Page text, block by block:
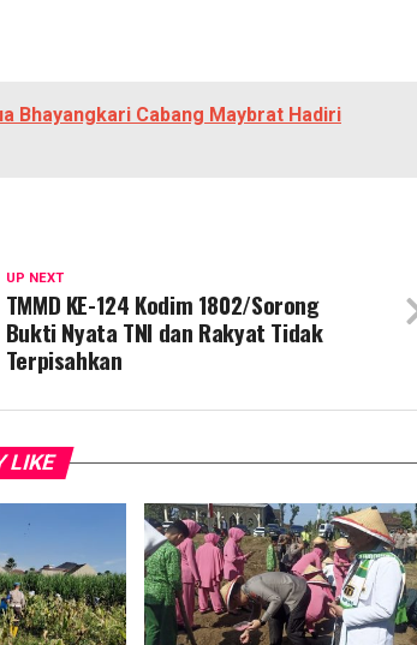
Bhayangkari Cabang Maybrat Hadiri
UP NEXT
TMMD KE-124 Kodim 1802/Sorong
Bukti Nyata TNI dan Rakyat Tidak
Terpisahkan
LIKE